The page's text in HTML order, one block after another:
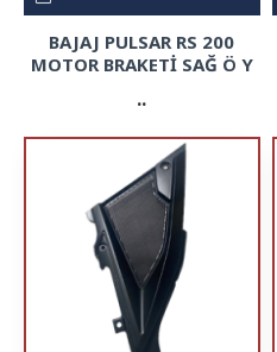
BAJAJ PULSAR RS 200
MOTOR BRAKETİ SAĞ Ö Y
..